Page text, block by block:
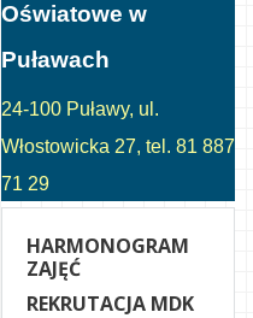
Oświatowe w
Puławach
24-100 Puławy, ul.
Włostowicka 27, tel. 81 887
71 29
HARMONOGRAM
ZAJĘĆ
REKRUTACJA MDK